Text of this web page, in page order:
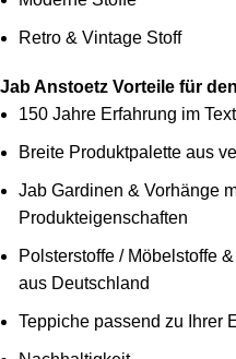
Retro & Vintage Stoff
Jab Anstoetz Vorteile für
150 Jahre Erfahrung im
Breite Produktpalette aus
Jab Gardinen & Vorhänge
Produkteigenschaften
Polsterstoffe / Möbelstoffe
aus Deutschland
Teppiche passend zu Ihrer